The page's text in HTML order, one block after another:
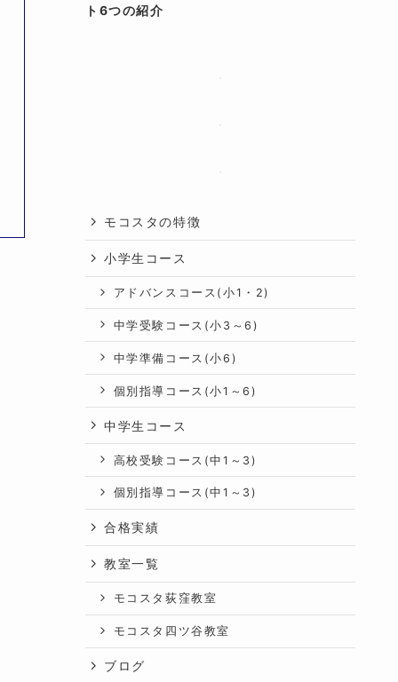
ト6つの紹介
モコスタの特徴
小学生コース
アドバンスコース(小1・2)
中学受験コース(小3～6)
中学準備コース(小6)
個別指導コース(小1～6)
中学生コース
高校受験コース(中1～3)
個別指導コース(中1～3)
合格実績
教室一覧
モコスタ荻窪教室
モコスタ四ツ谷教室
ブログ